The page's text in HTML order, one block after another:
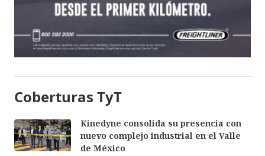
Coberturas TyT
Kinedyne consolida su presencia con
nuevo complejo industrial en el Valle
de México